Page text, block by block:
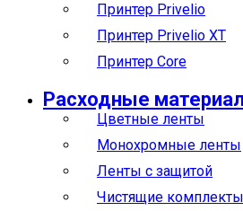
Принтер Privelio
Принтер Privelio XT
Принтер Core
Расходные
Цветные ленты
Монохромные ленты
Ленты с защитой
Чистящие комплекты